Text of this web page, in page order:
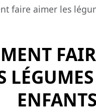
faire aimer les